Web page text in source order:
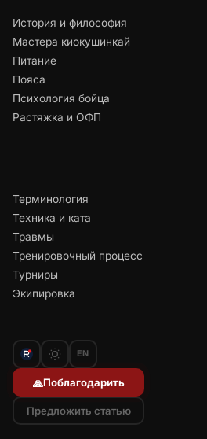
Турниры
Экипировка
История и философия
Мастера киокушинкай
Питание
Пояса
Психология бойца
Растяжка и ОФП
Терминология
Техника и ката
Травмы
Тренировочный процесс
Турниры
Экипировка
EN
🙏Поблагодарить
Предложить статью